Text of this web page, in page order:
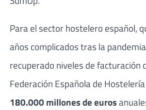
Para el sector hostelero español,
años complicados tras la
recuperado niveles de facturación
Federación Española de
180.000 millones de euros